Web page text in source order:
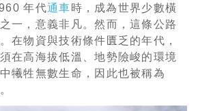
年代通車時，成為世界少數橫
一，意義非凡。然而，這條公路
在物資與技術條件匱乏的年代，
在高海拔低溫、地勢險峻的環境
犧牲無數生命，因此也被稱為